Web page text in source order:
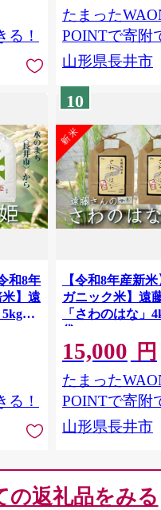
る！
たまった
POINTで寄附
山形県長井市
和8年
】遠
る！
10
【令和8年産新
ガニック米】遠
「さわのはな」
袋)_A081(R8)
15,000 円
たまった
POINTで寄附
山形県長井市
の返礼品をみる